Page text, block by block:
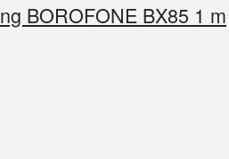
BOROFONE BX85 1 m